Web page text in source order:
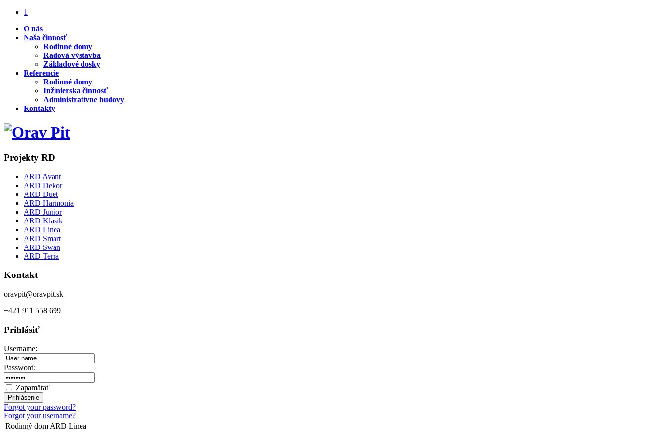
1
O nás
Naša činnosť
Rodinné domy
Radová výstavba
Základové dosky
Referencie
Rodinné domy
Inžinierska činnosť
Administratívne budovy
Kontakty
Projekty RD
ARD Avant
ARD Dekor
ARD Duet
ARD Harmonia
ARD Junior
ARD Klasik
ARD Linea
ARD Smart
ARD Swan
ARD Terra
Kontakt
oravpit@oravpit.sk
+421 911 558 699
Prihlásiť
Username:
Password:
Zapamätať
Forgot your password?
Forgot your username?
Rodinný dom ARD Linea